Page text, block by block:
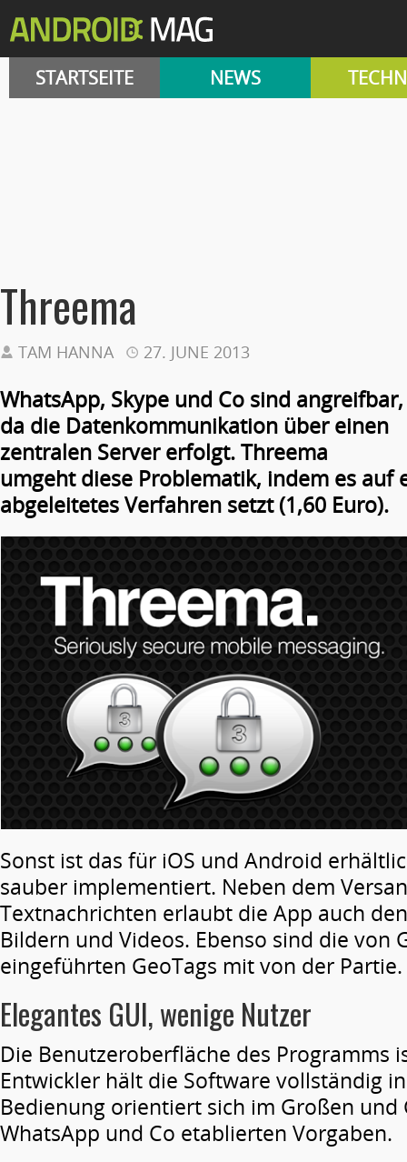
STARTSEITE NEWS
Threema
TAM HANNA 27. JUNE 2013
WhatsApp, Skype und Co sind angreifbar,
da die Datenkommunikation über einen
zentralen Server erfolgt. Threema
umgeht diese Problematik, indem es auf
abgeleitetes Verfahren setzt (1,60 Euro).
Sonst ist das für iOS und Android
sauber implementiert. Neben dem
Textnachrichten erlaubt die App auch
Bildern und Videos. Ebenso sind die von
eingeführten GeoTags mit von der Partie.
Elegantes GUI, wenige Nutzer
Die Benutzeroberfläche des Programms
Entwickler hält die Software vollständig
Bedienung orientiert sich im Großen und
WhatsApp und Co etablierten Vorgaben.